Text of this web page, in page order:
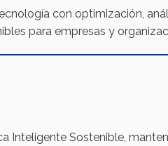
con optimización,
para empresas y
Inteligente Sostenible,